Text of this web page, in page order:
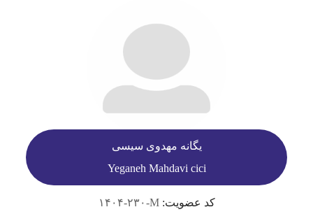
یگانه مهدوی سیسی
Yeganeh Mahdavi cici
کد عضویت:۱۴۰۴-۲۳۰-M